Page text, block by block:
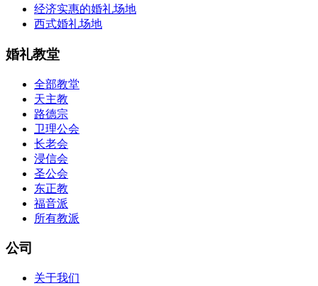
经济实惠的婚礼场地
西式婚礼场地
婚礼教堂
全部教堂
天主教
路德宗
卫理公会
长老会
浸信会
圣公会
东正教
福音派
所有教派
公司
关于我们